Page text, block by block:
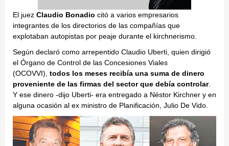
El juez Claudio Bonadio citó a varios empresarios
integrantes de los directorios de las compañías que
explotaban autopistas por peaje durante el kirchnerismo.
Según declaró como arrepentido Claudio Uberti, quien dirigió
el Órgano de Control de las Concesiones Viales
(OCOVVI), todos los meses recibía una suma de dinero
proveniente de las firmas del sector que debía controlar.
Y ese dinero -dijo Uberti- era entregado a Néstor Kirchner y en
alguna ocasión al ex ministro de Planificación, Julio De Vido.